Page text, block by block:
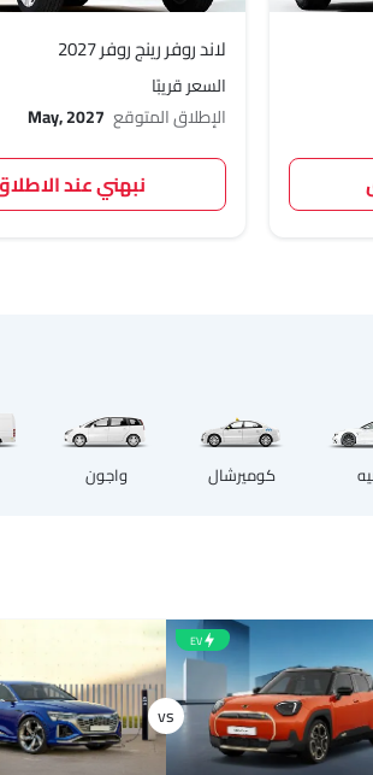
لاند روفر رينج روفر 2027
السعر قريبًا
الإطلاق المتوقع May, 2027
نبهني عند
كوميرشال واجون
EV